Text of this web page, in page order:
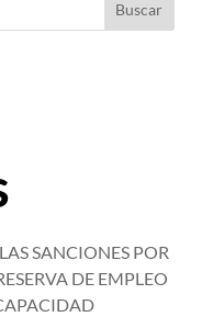
Buscar
SANCIONES POR
DE EMPLEO